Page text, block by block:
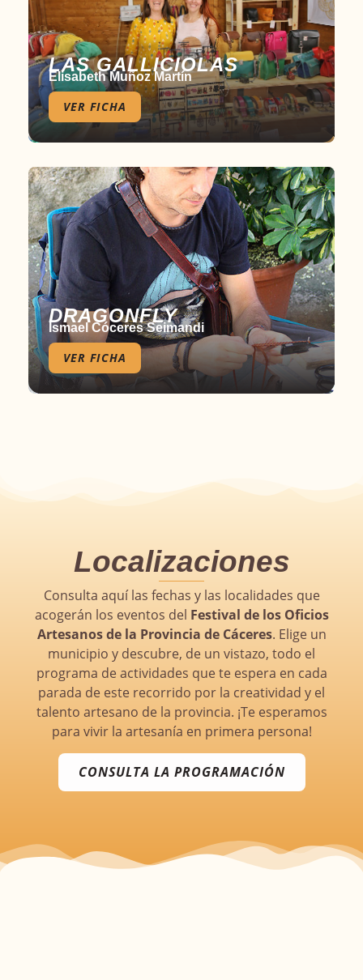
LAS GALLICIOLAS
Elisabeth Muñoz Martín
VER FICHA
DRAGONFLY
Ismael Cóceres Seimandi
VER FICHA
Localizaciones
Consulta aquí las fechas y las localidades que
acogerán los eventos del Festival de los Oficios
Artesanos de la Provincia de Cáceres. Elige un
municipio y descubre, de un vistazo, todo el
programa de actividades que te espera en cada
parada de este recorrido por la creatividad y el
talento artesano de la provincia. ¡Te esperamos
para vivir la artesanía en primera persona!
CONSULTA LA PROGRAMACIÓN